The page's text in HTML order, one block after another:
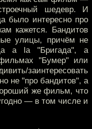
шедевр. И
было интересно про
кажется. Бандитов
улицы, причём не
a la "Бригада", а
"Бумер" или
заинтересовать
не "про бандитов", а
же фильм, что
— в том числе и